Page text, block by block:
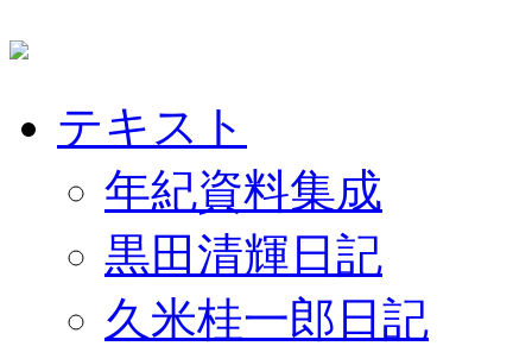
テキスト
年紀資料集成
黒田清輝日記
久米桂一郎日記